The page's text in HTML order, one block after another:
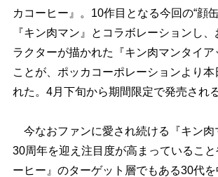
カコーヒー』。10作目となる今回の“顔
『キン肉マン』とコラボレーションし
ラクターが描かれた『キン肉マンタイア
ことが、ポッカコーポレーションより本
れた。4月下旬から期間限定で発売される
今なおファンに愛され続ける『キン肉
30周年を迎え注目度が高まっていること
ーヒー』のターゲット層でもある30代